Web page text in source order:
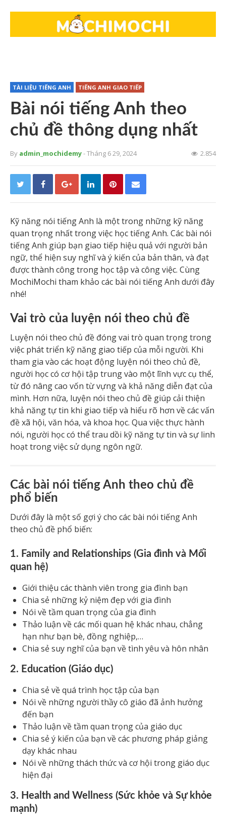
TÀI LIỆU TIẾNG ANH TIẾNG ANH GIAO TIẾP
Bài nói tiếng Anh theo
chủ đề thông dụng nhất
By admin_mochidemy- Tháng 6 29, 2024 2.854
Kỹ năng nói tiếng Anh là một trong những kỹ năng
quan trọng nhất trong việc học tiếng Anh. Các bài nói
tiếng Anh giúp bạn giao tiếp hiệu quả với người bản
ngữ, thể hiện suy nghĩ và ý kiến của bản thân, và đạt
được thành công trong học tập và công việc. Cùng
MochiMochi tham khảo các bài nói tiếng Anh dưới đây
nhé!
Vai trò của luyện nói theo chủ đề
Luyện nói theo chủ đề đóng vai trò quan trọng trong
việc phát triển kỹ năng giao tiếp của mỗi người. Khi
tham gia vào các hoạt động luyện nói theo chủ đề,
người học có cơ hội tập trung vào một lĩnh vực cụ thể,
từ đó nâng cao vốn từ vựng và khả năng diễn đạt của
mình. Hơn nữa, luyện nói theo chủ đề giúp cải thiện
khả năng tự tin khi giao tiếp và hiểu rõ hơn về các vấn
đề xã hội, văn hóa, và khoa học. Qua việc thực hành
nói, người học có thể trau dồi kỹ năng tự tin và sự linh
hoạt trong việc sử dụng ngôn ngữ.
Các bài nói tiếng Anh theo chủ đề
phổ biến
Dưới đây là một số gợi ý cho các bài nói tiếng Anh
theo chủ đề phổ biến:
1. Family and Relationships (Gia đình và Mối
quan hệ)
Giới thiệu các thành viên trong gia đình bạn
Chia sẻ những kỷ niệm đẹp với gia đình
Nói về tầm quan trọng của gia đình
Thảo luận về các mối quan hệ khác nhau, chẳng
hạn như bạn bè, đồng nghiệp,…
Chia sẻ suy nghĩ của bạn về tình yêu và hôn nhân
2. Education (Giáo dục)
Chia sẻ về quá trình học tập của bạn
Nói về những người thầy cô giáo đã ảnh hưởng
đến bạn
Thảo luận về tầm quan trọng của giáo dục
Chia sẻ ý kiến của bạn về các phương pháp giảng
dạy khác nhau
Nói về những thách thức và cơ hội trong giáo dục
hiện đại
3. Health and Wellness (Sức khỏe và Sự khỏe
mạnh)